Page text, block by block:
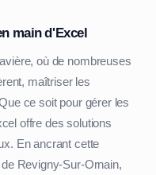
main d'Excel
où de nombreuses
maîtriser les
ce soit pour gérer les
offre des solutions
En ancrant cette
Revigny-Sur-Ornain,